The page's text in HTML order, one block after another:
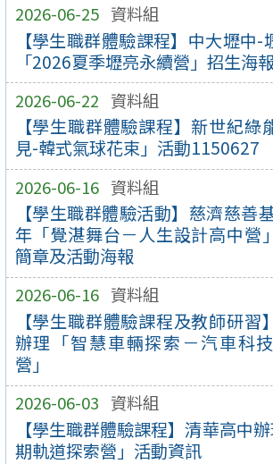
2026-06-25 資料組
【學生職群體驗課程】中大壢中
「2026夏季壢亮永續營」招生海報
2026-06-22 資料組
【學生職群體驗課程】新世紀綠
見-韓式氣球花束」活動1150627
2026-06-16 資料組
【學生職群體驗活動】慈濟慈善
年「覺湛舞台－人生設計高中營
簡章及活動海報
2026-06-16 資料組
【學生職群體驗課程及教師研習
辦理「智慧車輛探索－汽車科
營」
2026-06-03 資料組
【學生職群體驗課程】清華高中
期軌道探索營」活動資訊